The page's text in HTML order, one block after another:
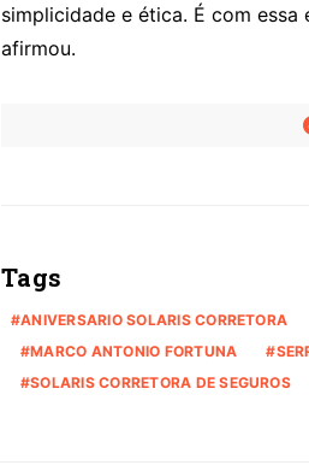
simplicidade e ética. É com essa
afirmou.
Tags
ANIVERSARIO SOLARIS CORRETORA
MARCO ANTONIO FORTUNA
SOLARIS CORRETORA DE SEGUROS